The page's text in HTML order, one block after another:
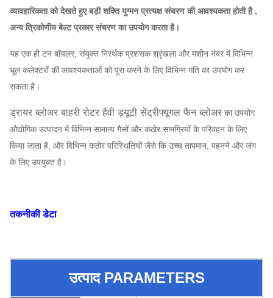
व्यावहारिकता को देखते हुए बड़ी शक्ति युग्मन प्रत्यक्ष संचरण की आवश्यकता होती है ,
अन्य त्रिकोणीय बेल्ट प्रकार संचरण का उपयोग करता है।
यह एक ही टन बॉयलर, संयुक्त निरर्थक प्रशंसक श्रृंखला और मशीन नंबर में विभिन्न
धूल कलेक्टरों की आवश्यकताओं को पूरा करने के लिए विभिन्न गति का उपयोग कर
सकता है।
ड्रायर ब्लोअर बाहरी रोटर हैवी ड्यूटी सेंट्रीफ्यूगल फैन ब्लोअर का उपयोग
औद्योगिक उत्पादन में विभिन्न सामान्य गैसों और कठोर सामग्रियों के परिवहन के लिए
किया जाता है, और विभिन्न कठोर परिस्थितियों जैसे कि उच्च तापमान, पहनने और जंग
के लिए उपयुक्त है।
तकनीकी डेटा
उत्पाद PARAMETERS